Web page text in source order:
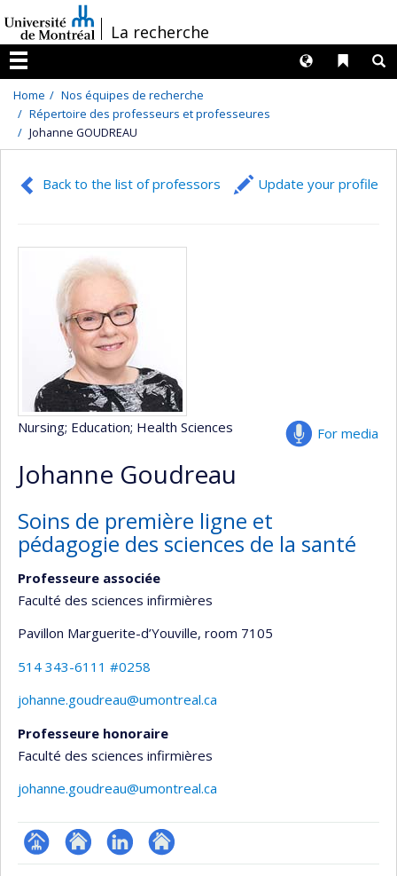
au
contenu
/La recherche
Menu
Liens
Langues
Home
Nos équipes de recherche
Répertoire des professeurs et professeures
Johanne GOUDREAU
Back to the list of professors Update your profile
For media
Nursing; Education; Health Sciences
Johanne Goudreau
Soins de première ligne et
pédagogie des sciences de la santé
Professeure associée
Faculté des sciences infirmières
Pavillon Marguerite-d’Youville, room 7105
514 343-6111 #0258
johanne.goudreau@umontreal.ca
Professeure honoraire
Faculté des sciences infirmières
johanne.goudreau@umontreal.ca
Page Site
LinkedInAutre